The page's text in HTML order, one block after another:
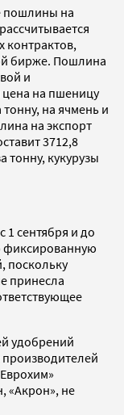
пошлины на
контрактов,
бирже. Пошлина
и
на пшеницу
на ячмень и
на экспорт
3712,8
тонну, кукурузы
с 1 сентября и до
фиксированную
поскольку
принесла
удобрений
«Акрон», не